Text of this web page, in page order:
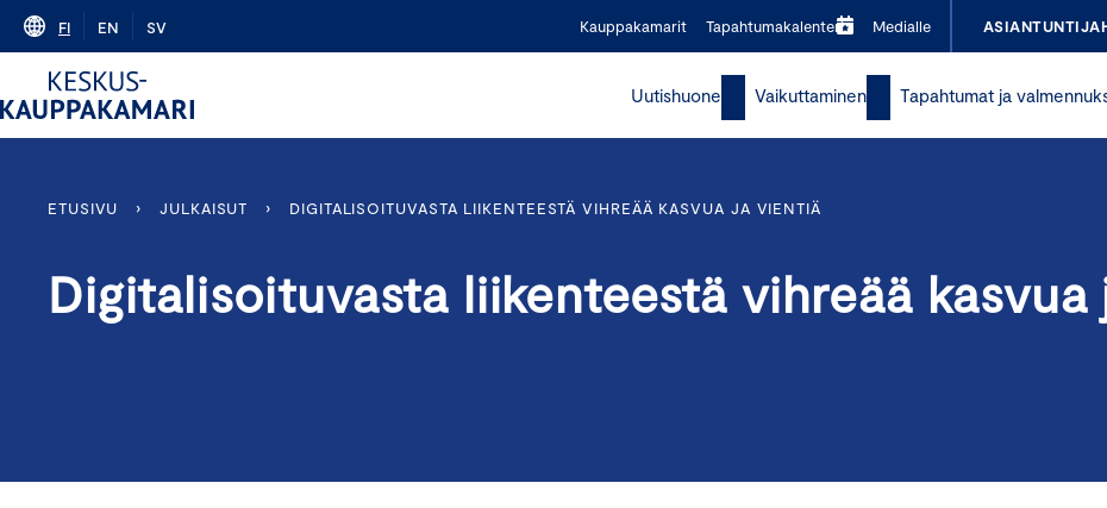
Skip
content
FI EN SV Kauppakamarit Tapahtumakalenteri Medialle
Uutishuone Vaikuttaminen Tapahtumat ja
ETUSIVU › JULKAISUT › DIGITALISOITUVASTA LIIKENTEESTÄ VIHREÄÄ KASVUA JA VIENTIÄ
Digitalisoituvasta liikenteestä vihreää